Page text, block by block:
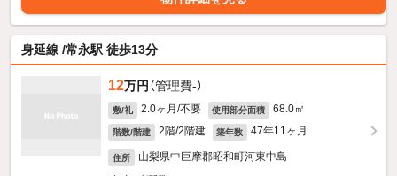
身延線 /常永駅 徒歩13分
12万円 （管理費-）
敷/礼 2.0ヶ月/不要 使用部分面積 68.0㎡
階数/階建 2階/2階建 築年数 47年11ヶ月
住所 山梨県中巨摩郡昭和町河東中島